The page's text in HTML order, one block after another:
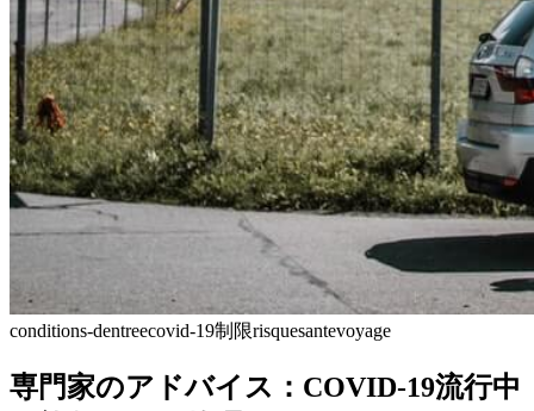
conditions-dentreecovid-19制限risquesantevoyage
専門家のアドバイス：COVID-19流行中